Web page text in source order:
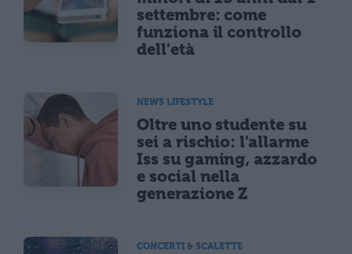
settembre: come
funziona il controllo
dell'età
NEWS LIFESTYLE
Oltre uno studente su
sei a rischio: l'allarme
Iss su gaming, azzardo
e social nella
generazione Z
CONCERTI & SCALETTE